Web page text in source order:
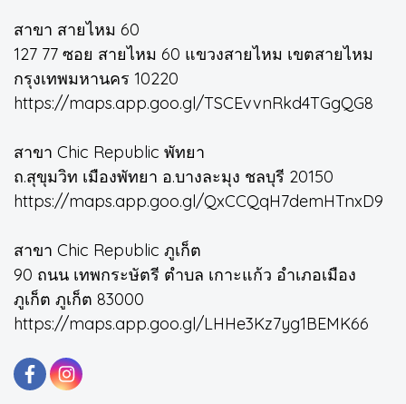
สาขา สายไหม 60
127 77 ซอย สายไหม 60 แขวงสายไหม เขตสายไหม
กรุงเทพมหานคร 10220
https://maps.app.goo.gl/TSCEvvnRkd4TGgQG8
สาขา Chic Republic พัทยา
ถ.สุขุมวิท เมืองพัทยา อ.บางละมุง ชลบุรี 20150
https://maps.app.goo.gl/QxCCQqH7demHTnxD9
สาขา Chic Republic ภูเก็ต
90 ถนน เทพกระษัตรี ตำบล เกาะแก้ว อำเภอเมือง
ภูเก็ต ภูเก็ต 83000
https://maps.app.goo.gl/LHHe3Kz7yg1BEMK66